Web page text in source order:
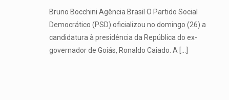
Bruno Bocchini Agência Brasil O Partido Social
Democrático (PSD) oficializou no domingo (26) a
candidatura à presidência da República do ex-
governador de Goiás, Ronaldo Caiado. A